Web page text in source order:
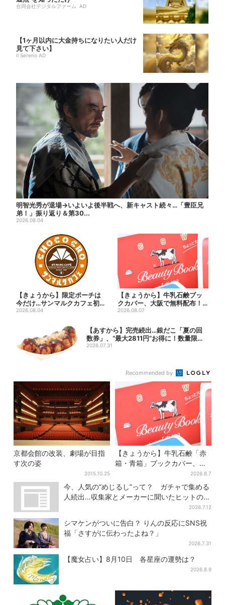
合同会社デジタルファーム AD
【1ヶ月以内に大金持ちになりたい人だけ
見て下さい】
Il Sereno AD
明智光秀が退場→いよいよ後半戦へ、新キャスト続々…「豊臣兄
弟！」振り返り＆第30...
2026.08.04
【きょうから】限定ポーチは
今だけ…サンマルクカフェ初の
「夏福袋」、実質無料でレア...
2026.08.04
【きょうから】牛乳石鹸ブッ
クカバー、大阪で無料配布！
先着1000名に「牛のカー...
2026.08.07
【あすから】完売続出…銀だこ「夏の回
数券」、“最大2811円”お得に！数量限定
で
2026.07.31
Recommended by
京都会館の改装、劇場が目指
す次の姿
2015.10.25
【きょうから】牛乳石鹸「赤
箱・青箱」ブックカバー、大
阪で無料配布！ 先着1000名
に「牛のカード」も
2026.8.7
今、人気の“めじるし”って？ ガチャで集める
人続出…収集家とメーカーに聞いたヒットの背
2026.7.12
シマケンがついに告白？ りんの反応にSNS祝
福「さすがに伝わったよね？」
2026.7.31
【魔女占い】8月10日 各星座の運勢は？
2026.8.9